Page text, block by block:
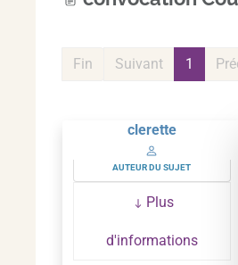
1
Suivant
Fin
clerette
AUTEUR DU SUJET
Plus
d'informations